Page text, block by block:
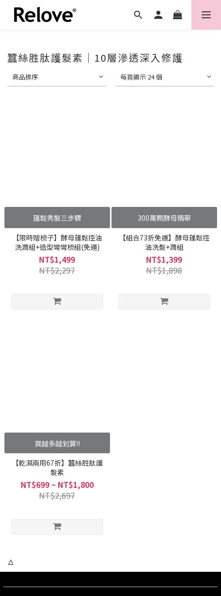
蠶絲胜肽護髮素｜10層滲透深入修護
商品排序 每頁顯示 24 個
蓬鬆秀髮三步驟
【限時贈梳子】酵母蓬鬆控油
洗潤組+造型彎彎梳組(免運)
NT$1,499
NT$2,297
300萬顆酵母精華
【組合73折免運】酵母蓬鬆控
油洗髮+潤組
NT$1,399
NT$1,898
買越多越划算!!
【乾濕兩用67折】蠶絲胜肽護
髮素
NT$699 ~ NT$1,800
NT$2,697
∆